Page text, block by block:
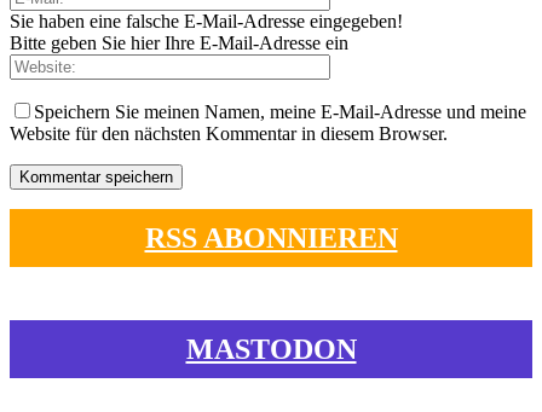
Sie haben eine falsche E-Mail-Adresse eingegeben!
Bitte geben Sie hier Ihre E-Mail-Adresse ein
Speichern Sie meinen Namen, meine E-Mail-Adresse und meine
Website für den nächsten Kommentar in diesem Browser.
RSS ABONNIEREN
MASTODON